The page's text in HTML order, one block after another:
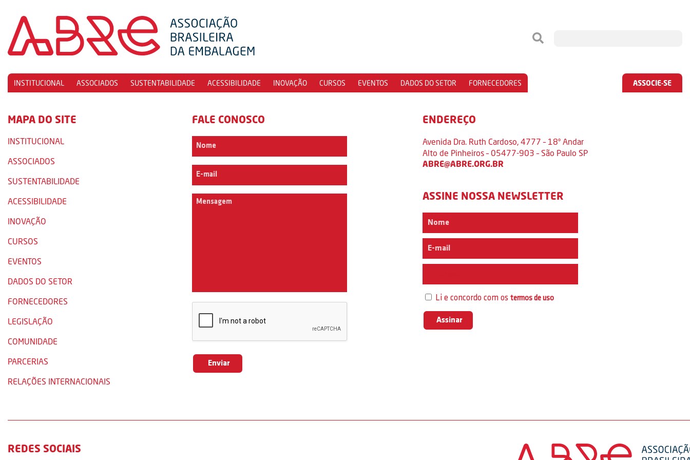
INSTITUCIONAL ASSOCIADOS SUSTENTABILIDADE ACESSIBILIDADE INOVAÇÃO CURSOS EVENTOS DADOS DO SETOR FORNECEDORES ASSOCIE-SE
MAPA DO SITE
INSTITUCIONAL
ASSOCIADOS
SUSTENTABILIDADE
ACESSIBILIDADE
INOVAÇÃO
CURSOS
EVENTOS
DADOS DO SETOR
FORNECEDORES
LEGISLAÇÃO
COMUNIDADE
PARCERIAS
RELAÇÕES INTERNACIONAIS
FALE CONOSCO ENDEREÇO
Avenida Dra. Ruth Cardoso, 4777 – 18º Andar
Alto de Pinheiros – 05477-903 – São Paulo SP
ABRE@ABRE.ORG.BR
ASSINE NOSSA NEWSLETTER
Li e concordo com ostermos de uso
REDES SOCIAIS